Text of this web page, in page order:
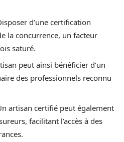
d’une certification
la concurrence, un facteur
saturé.
peut ainsi bénéficier d’un
des professionnels reconnu
artisan certifié peut également
facilitant l’accès à des